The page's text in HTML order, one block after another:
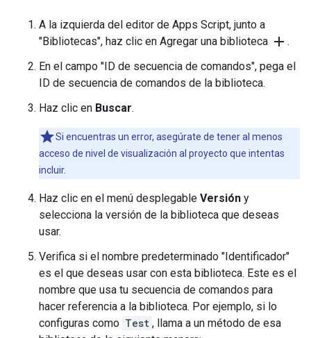
A la izquierda del editor de Apps Script, junto a
"Bibliotecas", haz clic en Agregar una biblioteca add .
En el campo "ID de secuencia de comandos", pega el
ID de secuencia de comandos de la biblioteca.
Haz clic en Buscar.
Si encuentras un error, asegúrate de tener al menos
acceso de nivel de visualización al proyecto que intentas
incluir.
Haz clic en el menú desplegable Versión y
selecciona la versión de la biblioteca que deseas
usar.
Verifica si el nombre predeterminado "Identificador"
es el que deseas usar con esta biblioteca. Este es el
nombre que usa tu secuencia de comandos para
hacer referencia a la biblioteca. Por ejemplo, si lo
configuras como Test , llama a un método de esa